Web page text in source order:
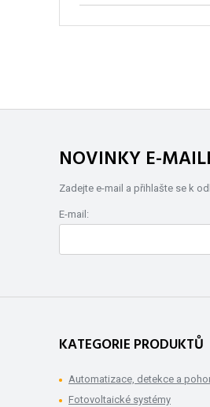
NOVINKY E-
Zadejte e-mail a přihlašte se k
E-mail:
KATEGORIE PRODUKTŮ
Automatizace, detekce a
Fotovoltaické systémy